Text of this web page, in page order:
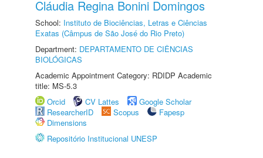
Cláudia Regina Bonini Domingos
School: Instituto de Biociências, Letras e Ciências
Exatas (Câmpus de São José do Rio Preto)
Department: DEPARTAMENTO DE CIÊNCIAS
BIOLÓGICAS
Academic Appointment Category: RDIDP Academic
title: MS-5.3
Orcid
CV Lattes
Google Scholar
ResearcherID
Scopus
Fapesp
Dimensions
Repositório Institucional UNESP